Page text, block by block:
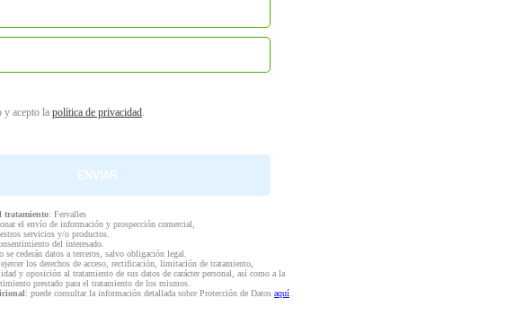
y acepto la política de privacidad.
tratamiento: Fervalles
el envío de información y prospección comercial,
servicios y/o productos.
del interesado.
se cederán datos a terceros, salvo obligación legal.
los derechos de acceso, rectificación, limitación de tratamiento,
y oposición al tratamiento de sus datos de carácter personal, así como a la
prestado para el tratamiento de los mismos.
: puede consultar la información detallada sobre Protección de Datos aquí.